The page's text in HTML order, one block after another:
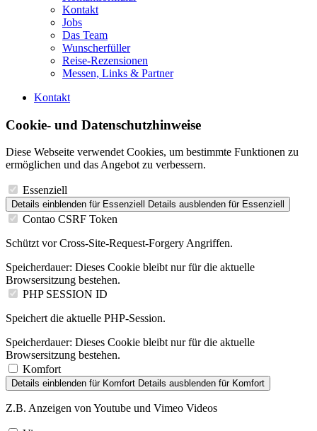
Kontakt
Jobs
Das Team
Wunscherfüller
Reise-Rezensionen
Messen, Links & Partner
Kontakt
Cookie- und Datenschutzhinweise
Diese Webseite verwendet Cookies, um bestimmte Funktionen zu
ermöglichen und das Angebot zu verbessern.
Essenziell
Details einblenden für Essenziell Details ausblenden für Essenziell
Contao CSRF Token
Schützt vor Cross-Site-Request-Forgery Angriffen.
Speicherdauer: Dieses Cookie bleibt nur für die aktuelle
Browsersitzung bestehen.
PHP SESSION ID
Speichert die aktuelle PHP-Session.
Speicherdauer: Dieses Cookie bleibt nur für die aktuelle
Browsersitzung bestehen.
Komfort
Details einblenden für Komfort Details ausblenden für Komfort
Z.B. Anzeigen von Youtube und Vimeo Videos